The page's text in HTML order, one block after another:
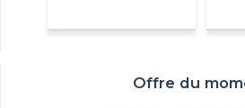
Offre du